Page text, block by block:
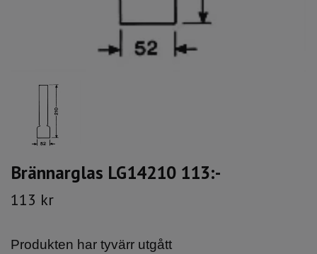
Brännarglas LG14210 113:-
113 kr
Produkten har tyvärr utgått